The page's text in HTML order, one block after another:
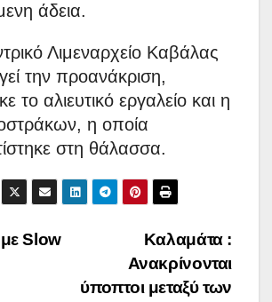
άδεια.
Λιμεναρχείο Καβάλας
την προανάκριση,
το αλιευτικό εργαλείο και η
η οποία
στη θάλασσα.
Καλαμάτα :
Ανακρίνονται
ύποπτοι μεταξύ των
Slow